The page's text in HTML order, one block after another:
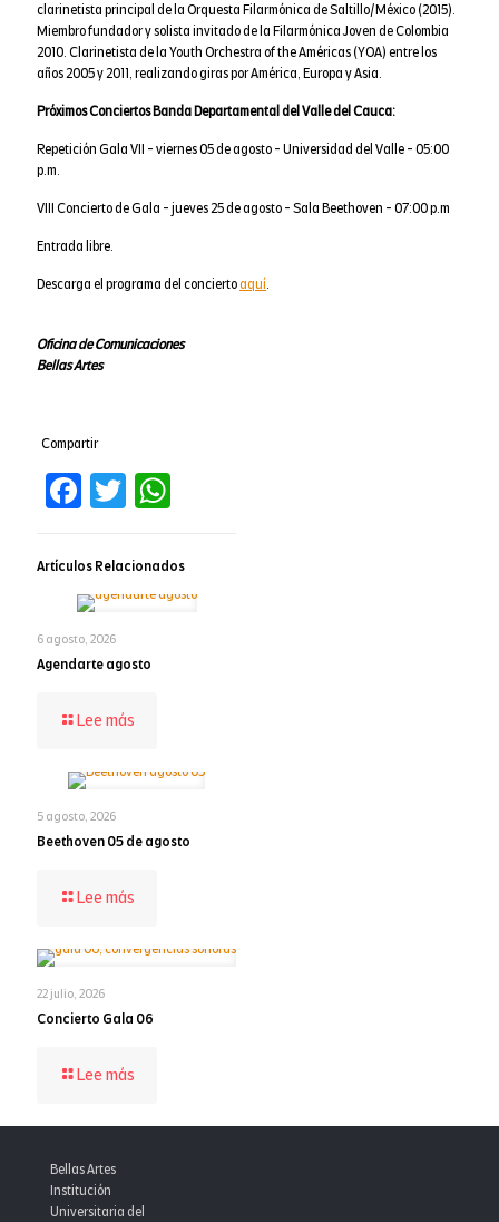
clarinetista principal de la Orquesta Filarmónica de Saltillo/México (2015).
Miembro fundador y solista invitado de la Filarmónica Joven de Colombia
2010. Clarinetista de la Youth Orchestra of the Américas (YOA) entre los
años 2005 y 2011, realizando giras por América, Europa y Asia.
Próximos Conciertos Banda Departamental del Valle del Cauca:
Repetición Gala VII - viernes 05 de agosto - Universidad del Valle - 05:00
p.m.
VIII Concierto de Gala - jueves 25 de agosto - Sala Beethoven - 07:00 p.m
Entrada libre.
Descarga el programa del conciertoaquí.
Oficina de Comunicaciones
Bellas Artes
Compartir
Facebook
TwitterWhatsApp
Artículos Relacionados
6 agosto, 2026
Agendarte agosto
Lee más
5 agosto, 2026
Beethoven 05 de agosto
Lee más
de
22 julio, 2026
Concierto Gala 06
Lee más
Bellas Artes
Institución
Universitaria del